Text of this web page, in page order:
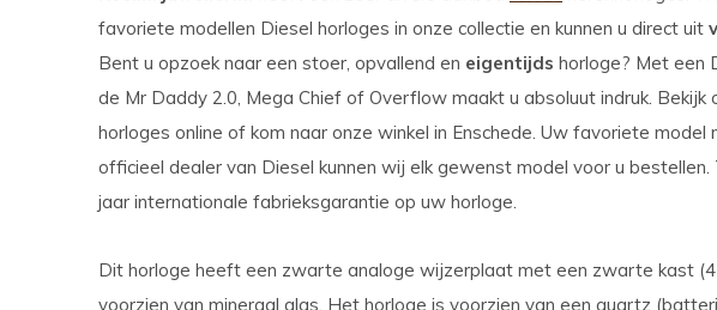
favoriete modellen Diesel horloges in onze collectie en kunnen u direct uit
Bent u opzoek naar een stoer, opvallend en eigentijds horloge? Met een
de Mr Daddy 2.0, Mega Chief of Overflow maakt u absoluut indruk. Bekijk
horloges online of kom naar onze winkel in Enschede. Uw favoriete model
officieel dealer van Diesel kunnen wij elk gewenst model voor u
jaar internationale fabrieksgarantie op uw horloge.
Dit horloge heeft een zwarte analoge wijzerplaat met een zwarte kast
voorzien van mineraal glas. Het horloge is voorzien van een quartz